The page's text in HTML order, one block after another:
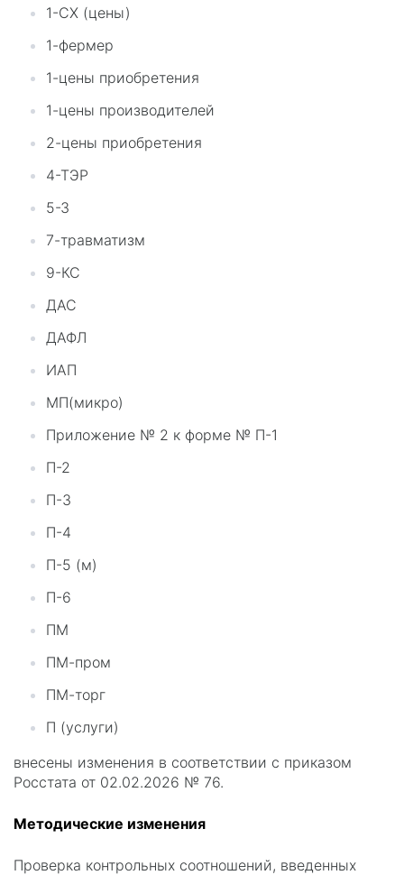
1-СХ (цены)
1-фермер
1-цены приобретения
1-цены производителей
2-цены приобретения
4-ТЭР
5-З
7-травматизм
9-КС
ДАС
ДАФЛ
ИАП
МП(микро)
Приложение № 2 к форме № П-1
П-2
П-3
П-4
П-5 (м)
П-6
ПМ
ПМ-пром
ПМ-торг
П (услуги)
внесены изменения в соответствии с приказом
Росстата от 02.02.2026 № 76.
Методические изменения
Проверка контрольных соотношений, введенных